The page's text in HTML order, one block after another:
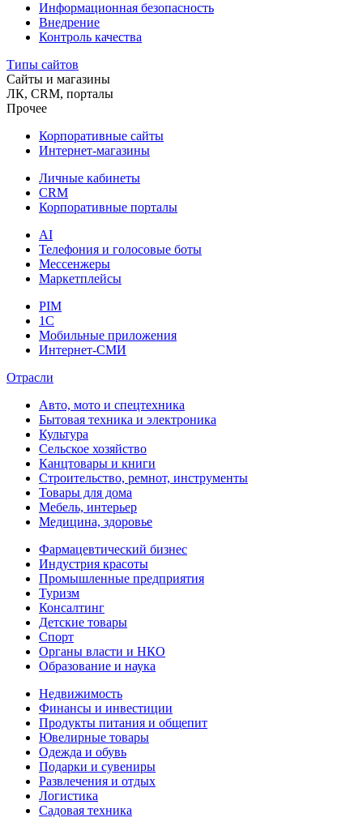
Информационная безопасность
Внедрение
Контроль качества
Типы сайтов
Сайты и магазины
ЛК, CRM, порталы
Прочее
Корпоративные сайты
Интернет-магазины
Личные кабинеты
CRM
Корпоративные порталы
AI
Телефония и голосовые боты
Мессенжеры
Маркетплейсы
PIM
1C
Мобильные приложения
Интернет-СМИ
Отрасли
Авто, мото и спецтехника
Бытовая техника и электроника
Культура
Сельское хозяйство
Канцтовары и книги
Строительство, ремнот, инструменты
Товары для дома
Мебель, интерьер
Медицина, здоровье
Фармацевтический бизнес
Индустрия красоты
Промышленные предприятия
Туризм
Консалтинг
Детские товары
Спорт
Органы власти и НКО
Образование и наука
Недвижимость
Финансы и инвестиции
Продукты питания и общепит
Ювелирные товары
Одежда и обувь
Подарки и сувениры
Развлечения и отдых
Логистика
Садовая техника